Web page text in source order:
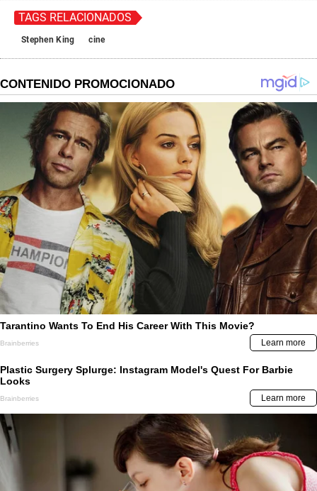
TAGS RELACIONADOS
Stephen King cine